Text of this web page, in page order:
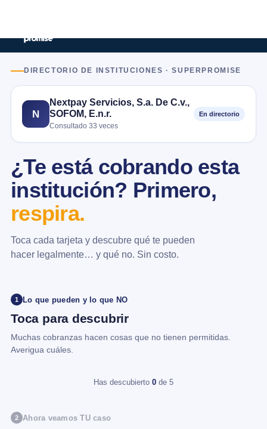
DIRECTORIO DE INSTITUCIONES · SUPERPROMISE
N
Nextpay Servicios, S.a. De C.v.,
SOFOM, E.n.r.
Consultado 33 veces
En directorio
¿Te está cobrando esta
institución? Primero,
respira.
Toca cada tarjeta y descubre qué te pueden
hacer legalmente… y qué no. Sin costo.
1 Lo que pueden y lo que NO
Toca para descubrir
Muchas cobranzas hacen cosas que no tienen permitidas.
Averigua cuáles.
Has descubierto 0 de 5
2 Ahora veamos TU caso